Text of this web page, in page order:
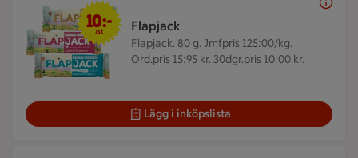
Flapjack
Flapjack. 80 g. Jmfpris 125:00/kg.
Ord.pris 15:95 kr. 30dgr.pris 10:00 kr.
10 kr/st
10:-
/st
Lägg i inköpslista